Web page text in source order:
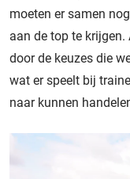
moeten er samen
aan de top te krijgen.
door de keuzes die
wat er speelt bij
naar kunnen